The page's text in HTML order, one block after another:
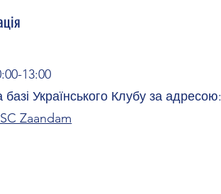
13:00
Українського Клубу за адресою:
Zaandam